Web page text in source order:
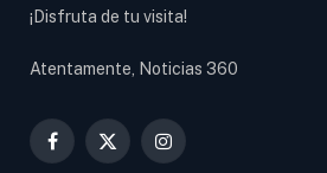
¡Disfruta de tu visita!
Atentamente, Noticias 360
Facebook
X
Instagram